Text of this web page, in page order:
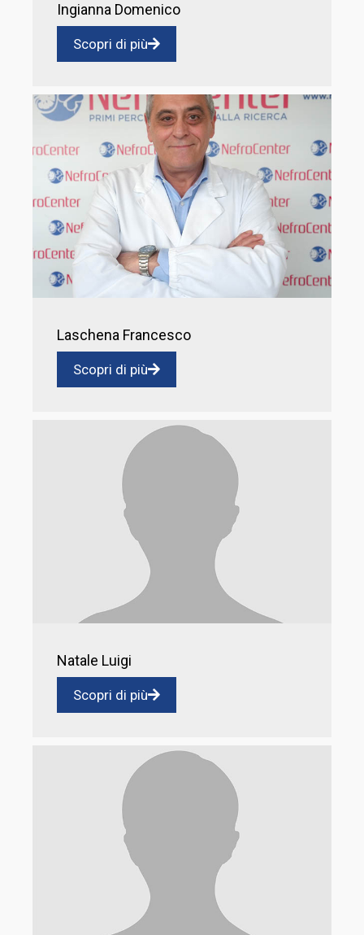
Ingianna Domenico
Scopri di più
Laschena Francesco
Scopri di più
Natale Luigi
Scopri di più